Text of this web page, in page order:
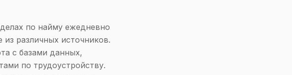
по найму ежедневно
различных источников.
с базами данных,
по трудоустройству.